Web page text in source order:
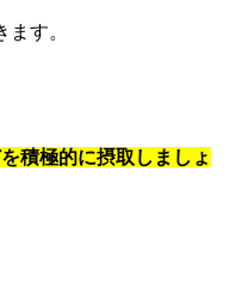
す。
積極的に摂取しましょ